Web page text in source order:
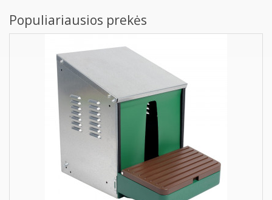
Populiariausios prekės